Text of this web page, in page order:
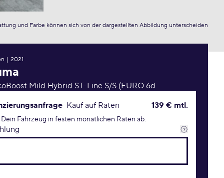
und Farbe können sich von der dargestellten Abbildung unterscheiden
| 2021
Mild Hybrid ST-Line S/S (EURO 6d
KonditionenKauf auf Raten
Fahrzeug in festen monatlichen Raten ab.
139 € mtl.